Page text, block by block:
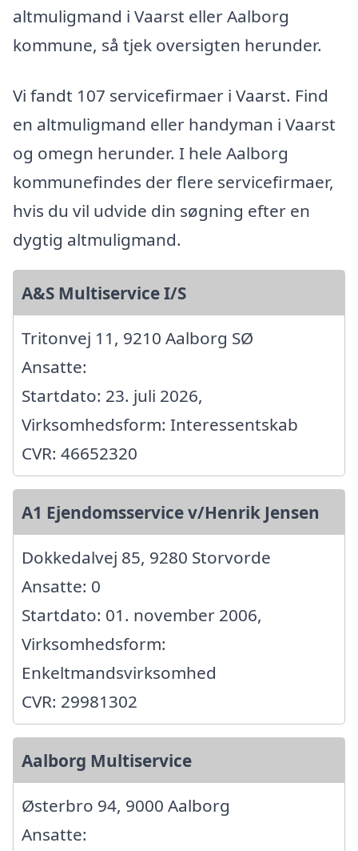
altmuligmand i Vaarst eller Aalborg
kommune, så tjek oversigten herunder.
Vi fandt 107 servicefirmaer i Vaarst. Find
en altmuligmand eller handyman i Vaarst
og omegn herunder. I hele Aalborg
kommunefindes der flere servicefirmaer,
hvis du vil udvide din søgning efter en
dygtig altmuligmand.
A&S Multiservice I/S
Tritonvej 11, 9210 Aalborg SØ
Ansatte:
Startdato: 23. juli 2026,
Virksomhedsform: Interessentskab
CVR: 46652320
A1 Ejendomsservice v/Henrik Jensen
Dokkedalvej 85, 9280 Storvorde
Ansatte: 0
Startdato: 01. november 2006,
Virksomhedsform:
Enkeltmandsvirksomhed
CVR: 29981302
Aalborg Multiservice
Østerbro 94, 9000 Aalborg
Ansatte: